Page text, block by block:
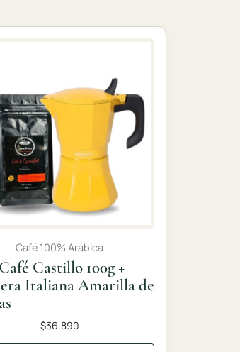
Café 100% Arábica
Castillo 100g +
Italiana Amarilla de
$36.890